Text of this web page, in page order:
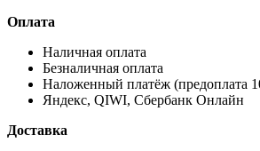
Оплата
Наличная оплата
Безналичная оплата
Наложенный платёж (предоплата
Яндекс, QIWI, Сбербанк Онлайн
Доставка